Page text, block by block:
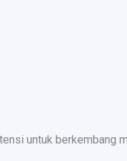
untuk berkembang